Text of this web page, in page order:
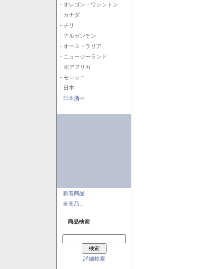
- オレゴン・ワシントン
- カナダ
- チリ
- アルゼンチン
- オーストラリア
- ニュージーランド
- 南アフリカ
- モロッコ
- 日本
日本酒->
新着商品...
全商品...
商品検索
詳細検索